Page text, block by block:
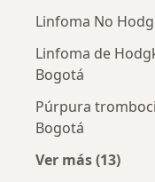
Linfoma No
Linfoma de
Bogotá
Púrpura
Bogotá
Ver más (13)